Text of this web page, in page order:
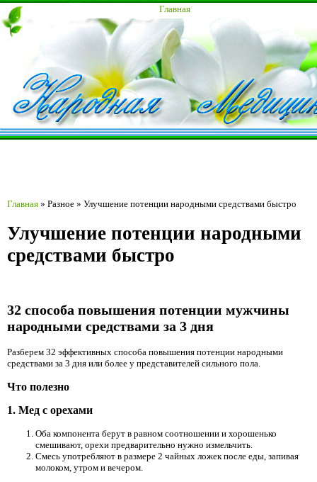
Главная
Главная » Разное » Улучшение потенции народными средствами быстро
Улучшение потенции народными
средствами быстро
32 способа повышения потенции мужчины
народными средствами за 3 дня
Разберем 32 эффективных способа повышения потенции народными
средствами за 3 дня или более у представителей сильного пола.
Что полезно
1. Мед с орехами
Оба компонента берут в равном соотношении и хорошенько
смешивают, орехи предварительно нужно измельчить.
Смесь употребляют в размере 2 чайных ложек после еды, запивая
молоком, утром и вечером.